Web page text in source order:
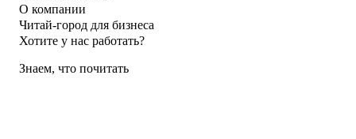
О компании
Читай-город для бизнеса
Хотите у нас работать?
Знаем, что почитать